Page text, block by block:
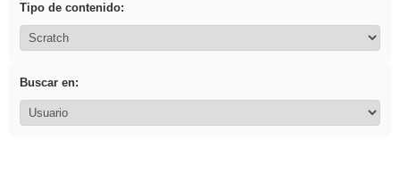
Tipo de contenido:
Buscar en: